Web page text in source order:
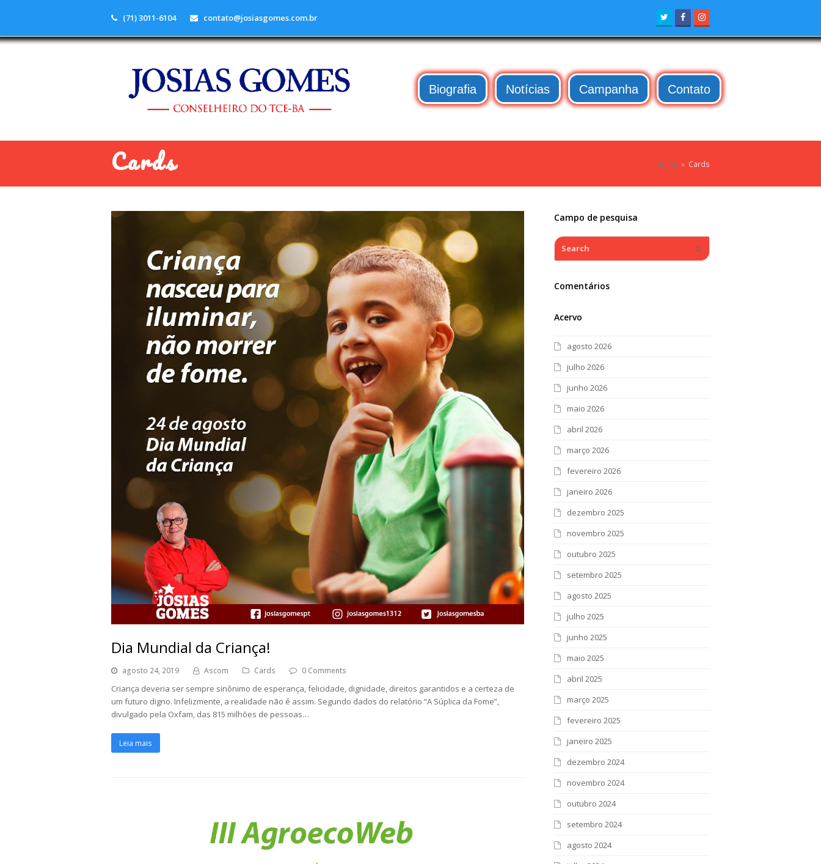
(71) 3011-6104 contato@josiasgomes.com.br TwitterFacebook
Biografia Notícias Campanha Contato
Cards Home » Cards
Dia Mundial da Criança!
agosto 24, 2019 Ascom Cards 0 Comments
Criança deveria ser sempre sinônimo de esperança, felicidade, dignidade, direitos garantidos e a certeza de
um futuro digno. Infelizmente, a realidade não é assim. Segundo dados do relatório “A Súplica da Fome”,
divulgado pela Oxfam, das 815 milhões de pessoas…
Leia mais
Campo de pesquisa
Search
Comentários
Acervo
agosto 2026
julho 2026
junho 2026
maio 2026
abril 2026
março 2026
fevereiro 2026
janeiro 2026
dezembro 2025
novembro 2025
outubro 2025
setembro 2025
agosto 2025
julho 2025
junho 2025
maio 2025
abril 2025
março 2025
fevereiro 2025
janeiro 2025
dezembro 2024
novembro 2024
outubro 2024
setembro 2024
agosto 2024